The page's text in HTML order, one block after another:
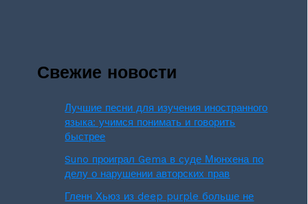
Свежие новости
Лучшие песни для изучения иностранного
языка: учимся понимать и говорить
быстрее
Suno проиграл Gema в суде Мюнхена по
делу о нарушении авторских прав
Гленн Хьюз из deep purple больше не